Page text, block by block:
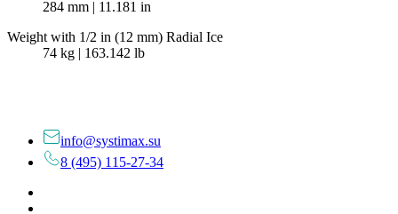
284 mm | 11.181 in
Weight with 1/2 in (12 mm) Radial Ice
74 kg | 163.142 lb
info@systimax.su
8 (495) 115-27-34